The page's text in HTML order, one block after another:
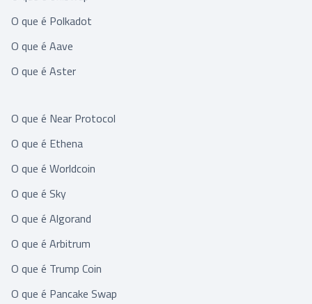
O que é Polkadot
O que é Aave
O que é Aster
O que é Near Protocol
O que é Ethena
O que é Worldcoin
O que é Sky
O que é Algorand
O que é Arbitrum
O que é Trump Coin
O que é Pancake Swap